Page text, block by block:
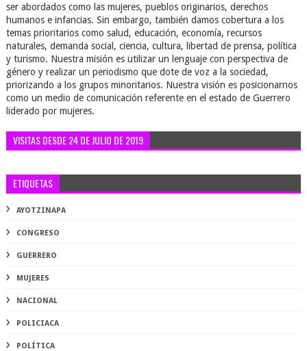
ser abordados como las mujeres, pueblos originarios, derechos
humanos e infancias. Sin embargo, también damos cobertura a los
temas prioritarios como salud, educación, economía, recursos
naturales, demanda social, ciencia, cultura, libertad de prensa, política
y turismo. Nuestra misión es utilizar un lenguaje con perspectiva de
género y realizar un periodismo que dote de voz a la sociedad,
priorizando a los grupos minoritarios. Nuestra visión es posicionarnos
como un medio de comunicación referente en el estado de Guerrero
liderado por mujeres.
VISITAS DESDE 24 DE JULIO DE 2019
ETIQUETAS
AYOTZINAPA
CONGRESO
GUERRERO
MUJERES
NACIONAL
POLICIACA
POLÍTICA